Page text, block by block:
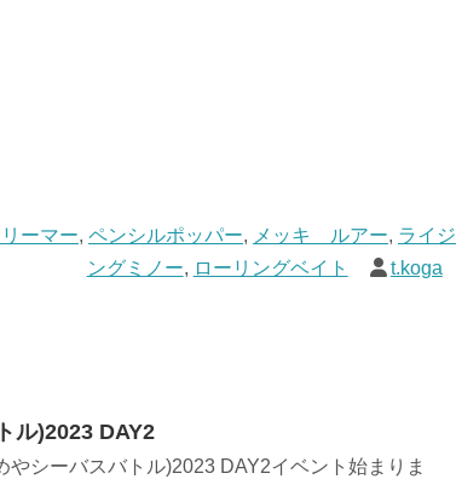
ーマー, ペンシルポッパー, メッキ ルアー, ライジ
ングミノー, ローリングベイト t.koga
ル)2023 DAY2
やシーバスバトル)2023 DAY2イベント始まりま